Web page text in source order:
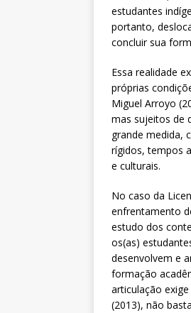
estudantes
portanto,
concluir sua
Essa realidade
próprias
Miguel Arroyo
mas sujeitos de
grande medida,
rígidos, tempos
e culturais.
No caso da
enfrentamento
estudo dos
os(as)
desenvolvem e
formação
articulação
(2013), não